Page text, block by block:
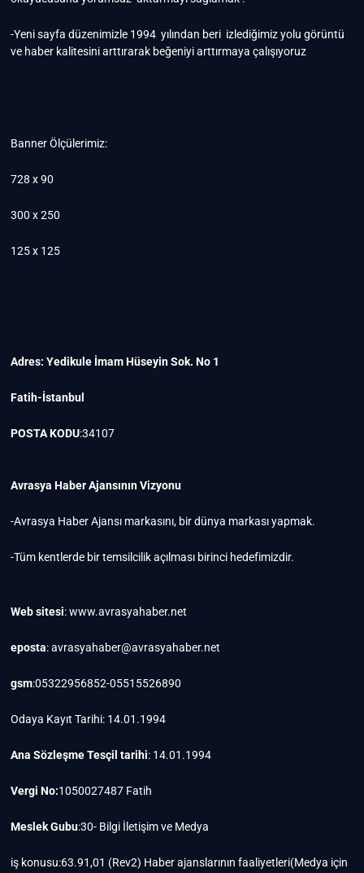
-Yeni sayfa düzenimizle 1994 yılından beri izlediğimiz yolu görüntü
ve haber kalitesini arttırarak beğeniyi arttırmaya çalışıyoruz
Banner Ölçülerimiz:
728 x 90
300 x 250
125 x 125
Adres: Yedikule İmam Hüseyin Sok. No 1
Fatih-İstanbul
POSTA KODU:34107
Avrasya Haber Ajansının Vizyonu
-Avrasya Haber Ajansı markasını, bir dünya markası yapmak.
-Tüm kentlerde bir temsilcilik açılması birinci hedefimizdir.
Web sitesi: www.avrasyahaber.net
eposta: avrasyahaber@avrasyahaber.net
gsm:05322956852-05515526890
Odaya Kayıt Tarihi: 14.01.1994
Ana Sözleşme Tesçil tarihi: 14.01.1994
Vergi No:1050027487 Fatih
Meslek Gubu:30- Bilgi İletişim ve Medya
iş konusu:63.91,01 (Rev2) Haber ajanslarının faaliyetleri(Medya için